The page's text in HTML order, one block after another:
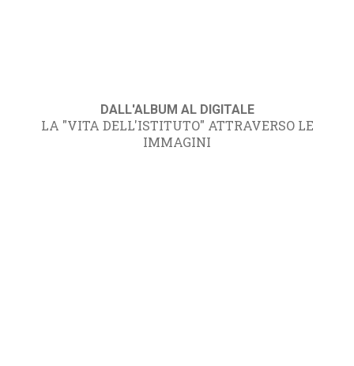
DALL'ALBUM AL DIGITALE
LA "VITA DELL'ISTITUTO" ATTRAVERSO LE
IMMAGINI